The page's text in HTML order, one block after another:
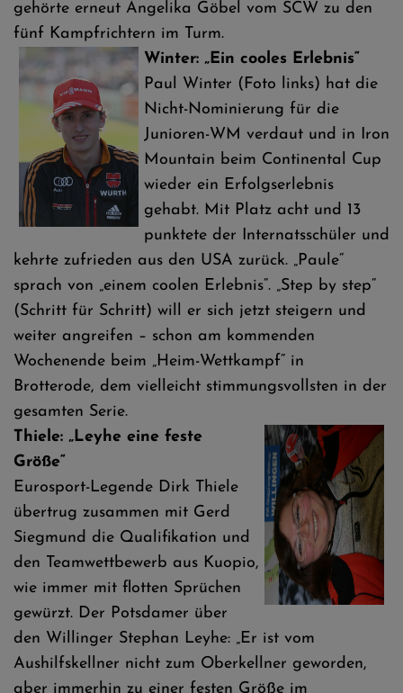
gehörte erneut Angelika Göbel vom SCW zu den
fünf Kampfrichtern im Turm.
Winter: „Ein cooles Erlebnis“
Paul Winter (Foto links) hat die
Nicht-Nominierung für die
Junioren-WM verdaut und in Iron
Mountain beim Continental Cup
wieder ein Erfolgserlebnis
gehabt. Mit Platz acht und 13
punktete der Internatsschüler und
kehrte zufrieden aus den USA zurück. „Paule“
sprach von „einem coolen Erlebnis“. „Step by step“
(Schritt für Schritt) will er sich jetzt steigern und
weiter angreifen – schon am kommenden
Wochenende beim „Heim-Wettkampf“ in
Brotterode, dem vielleicht stimmungsvollsten in der
gesamten Serie.
Thiele: „Leyhe eine feste
Größe“
Eurosport-Legende Dirk Thiele
übertrug zusammen mit Gerd
Siegmund die Qualifikation und
den Teamwettbewerb aus Kuopio,
wie immer mit flotten Sprüchen
gewürzt. Der Potsdamer über
den Willinger Stephan Leyhe: „Er ist vom
Aushilfskellner nicht zum Oberkellner geworden,
aber immerhin zu einer festen Größe im